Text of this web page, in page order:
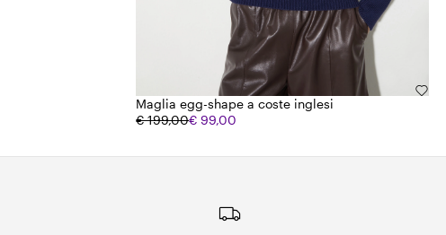
Maglia egg-shape a coste inglesi
€ 199,00€ 99,00